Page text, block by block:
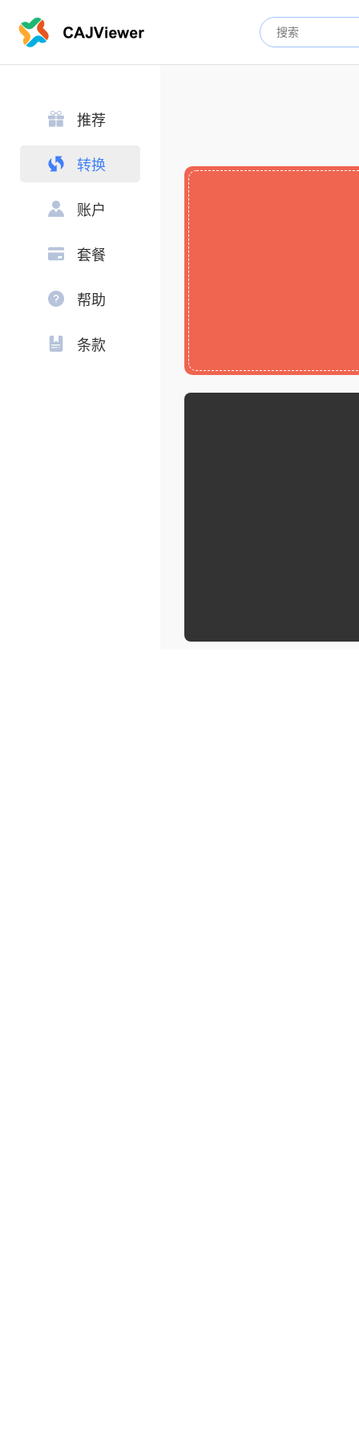
推荐
转换
账户
套餐
帮助
条款